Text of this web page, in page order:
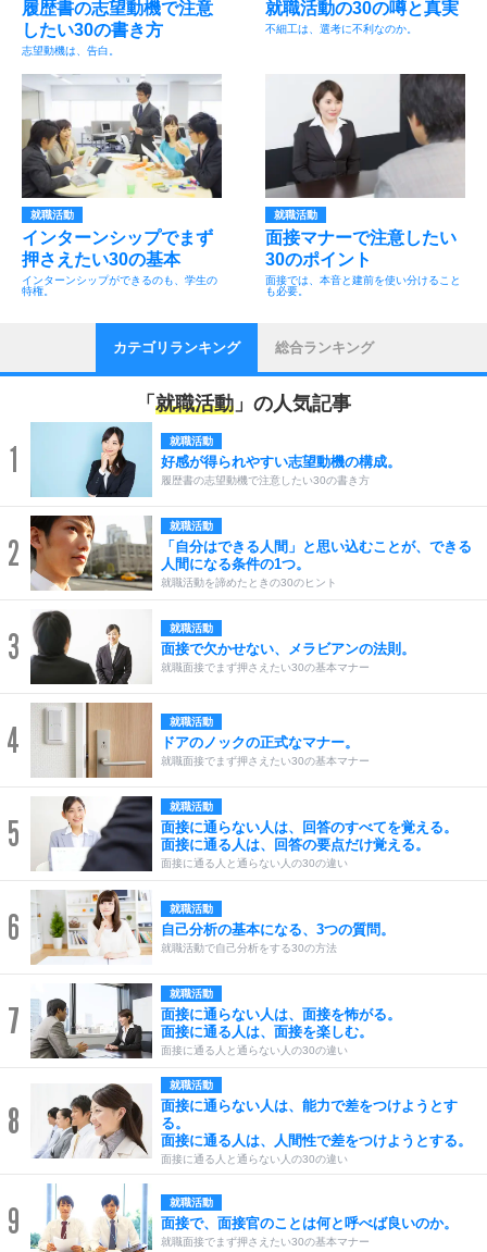
履歴書の志望動機で注意
したい30の書き方
志望動機は、告白。
就職活動の30の噂と真実
不細工は、選考に不利なのか。
就職活動
インターンシップでまず
押さえたい30の基本
インターンシップができるのも、学生の
特権。
就職活動
面接マナーで注意したい
30のポイント
面接では、本音と建前を使い分けること
も必要。
カテゴリランキング 総合ランキング
「 就職活動 」の人気記事
1 就職活動
好感が得られやすい志望動機の構成。
履歴書の志望動機で注意したい30の書き方
2
就職活動
「自分はできる人間」と思い込むことが、できる
人間になる条件の1つ。
就職活動を諦めたときの30のヒント
3 就職活動
面接で欠かせない、メラビアンの法則。
就職面接でまず押さえたい30の基本マナー
4 就職活動
ドアのノックの正式なマナー。
就職面接でまず押さえたい30の基本マナー
5
就職活動
面接に通らない人は、回答のすべてを覚える。
面接に通る人は、回答の要点だけ覚える。
面接に通る人と通らない人の30の違い
6 就職活動
自己分析の基本になる、3つの質問。
就職活動で自己分析をする30の方法
7
就職活動
面接に通らない人は、面接を怖がる。
面接に通る人は、面接を楽しむ。
面接に通る人と通らない人の30の違い
8
就職活動
面接に通らない人は、能力で差をつけようとす
る。
面接に通る人は、人間性で差をつけようとする。
面接に通る人と通らない人の30の違い
9 就職活動
面接で、面接官のことは何と呼べば良いのか。
就職面接でまず押さえたい30の基本マナー